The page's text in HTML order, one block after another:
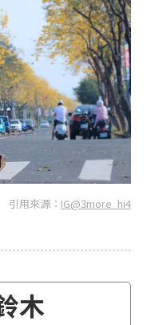
引用來源： IG@3more_hi4
木